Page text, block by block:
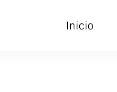
Inicio